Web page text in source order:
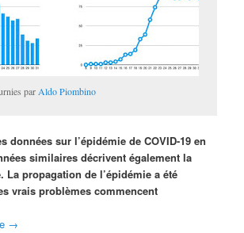
par Aldo Piombino
données sur l’épidémie de COVID-19 en
similaires décrivent également la
La propagation de l’épidémie a été
vrais problèmes commencent
→